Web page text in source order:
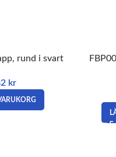
rund i svart
kr